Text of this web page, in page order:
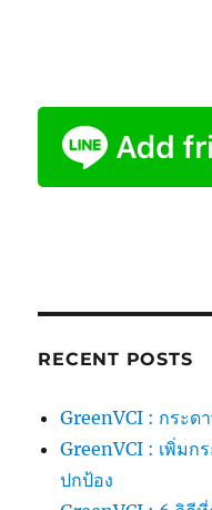
RECENT POSTS
GreenVCI : กระ
GreenVCI : เพิ่มก
ปกป้อง